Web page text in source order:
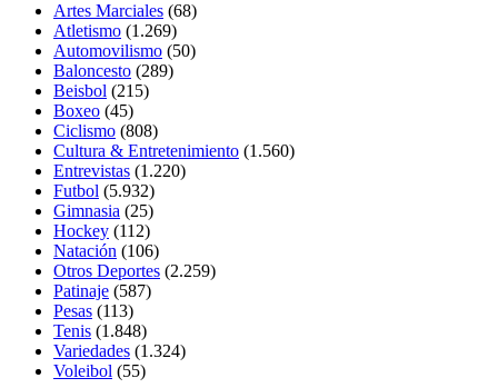
Artes Marciales (68)
Atletismo (1.269)
Automovilismo (50)
Baloncesto (289)
Beisbol (215)
Boxeo (45)
Ciclismo (808)
Cultura & Entretenimiento (1.560)
Entrevistas (1.220)
Futbol (5.932)
Gimnasia (25)
Hockey (112)
Natación (106)
Otros Deportes (2.259)
Patinaje (587)
Pesas (113)
Tenis (1.848)
Variedades (1.324)
Voleibol (55)